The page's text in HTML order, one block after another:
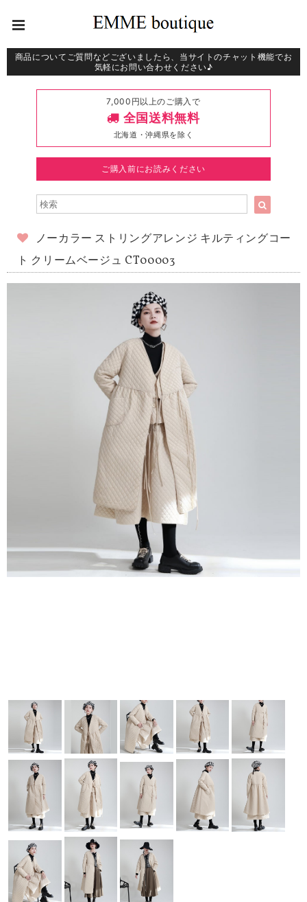
商品についてご質問などございましたら、当サイトのチャット機能でお
気軽にお問い合わせください♪
7,000円以上のご購入で
全国送料無料
北海道・沖縄県を除く
ご購入前にお読みください
ノーカラー ストリングアレンジ キルティングコー
ト クリームベージュ CT00003